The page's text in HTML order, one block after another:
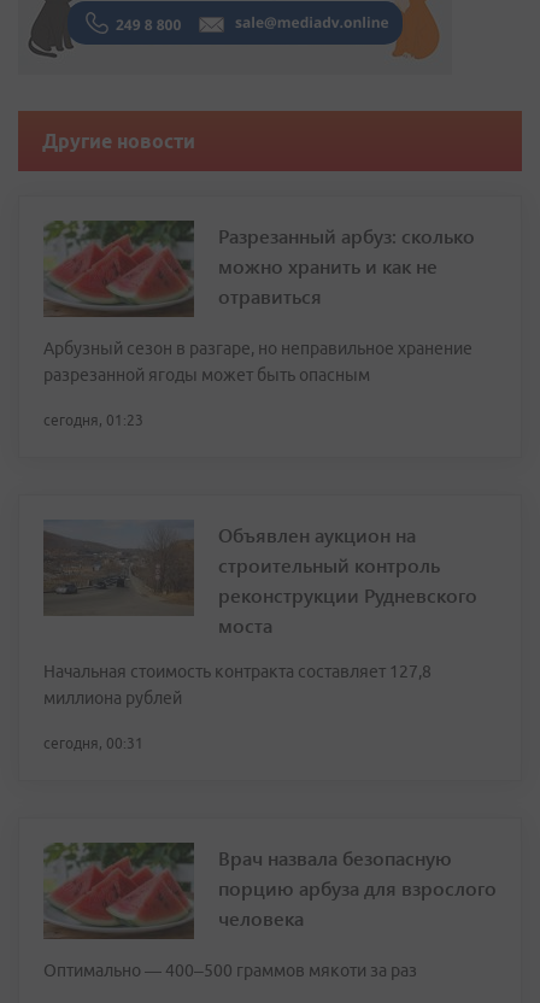
Другие новости
Разрезанный арбуз: сколько
можно хранить и как не
отравиться
Арбузный сезон в разгаре, но неправильное хранение
разрезанной ягоды может быть опасным
сегодня, 01:23
Объявлен аукцион на
строительный контроль
реконструкции Рудневского
моста
Начальная стоимость контракта составляет 127,8
миллиона рублей
сегодня, 00:31
Врач назвала безопасную
порцию арбуза для взрослого
человека
Оптимально — 400–500 граммов мякоти за раз